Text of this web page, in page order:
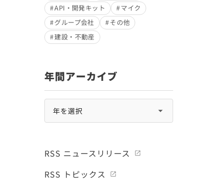
API・開発キット
マイク
グループ会社
その他
建設・不動産
年間アーカイブ
RSS ニュースリリース
RSS トピックス